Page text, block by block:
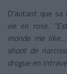
D’autant que
vie en rose.
monde me
shoot de
drogue en